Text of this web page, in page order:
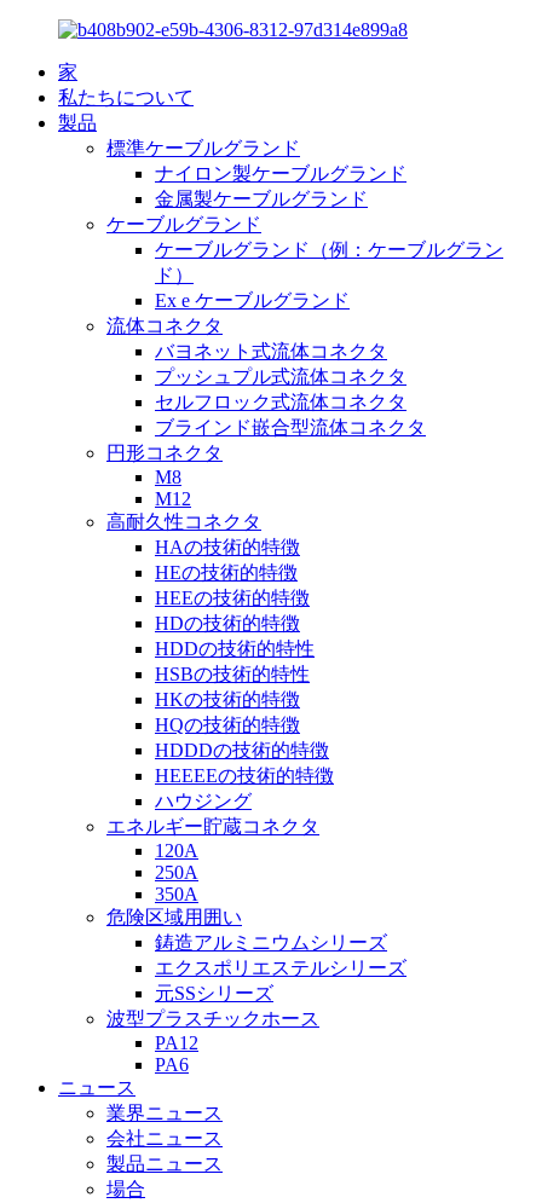
家
私たちについて
製品
標準ケーブルグランド
ナイロン製ケーブルグランド
金属製ケーブルグランド
ケーブルグランド
ケーブルグランド（例：ケーブルグラン
ド）
Ex e ケーブルグランド
流体コネクタ
バヨネット式流体コネクタ
プッシュプル式流体コネクタ
セルフロック式流体コネクタ
ブラインド嵌合型流体コネクタ
円形コネクタ
M8
M12
高耐久性コネクタ
HAの技術的特徴
HEの技術的特徴
HEEの技術的特徴
HDの技術的特徴
HDDの技術的特性
HSBの技術的特性
HKの技術的特徴
HQの技術的特徴
HDDDの技術的特徴
HEEEEの技術的特徴
ハウジング
エネルギー貯蔵コネクタ
120A
250A
350A
危険区域用囲い
鋳造アルミニウムシリーズ
エクスポリエステルシリーズ
元SSシリーズ
波型プラスチックホース
PA12
PA6
ニュース
業界ニュース
会社ニュース
製品ニュース
場合